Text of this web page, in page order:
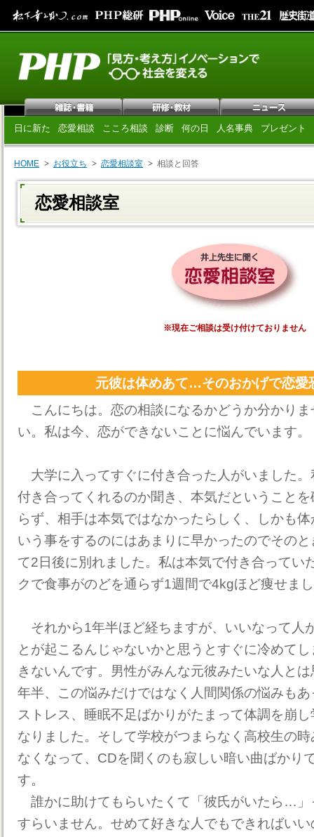
日に新た 恋愛相談 こころ相談 診断 何の日 人名事典 プレゼント
HOME お役立ち 恋愛相談室 相談と回答
恋愛相談室
※現在ご相談は受け付けておりません
元彼は体めあて…そのおかげで恋
こんにちは。恋の相談になるかどうか分かりま
い。私は今、恋ができないことに悩んでいます。
大学に入ってすぐに付き合った人がいました
付き合ってくれるのか聞き、本気だということ
らず、相手は本気ではなかったらしく、しかも
いう事をするのにはあまりに早かったのでその
て2日後に別れました。私は本気で付き合ってい
クで食事がのどを通らず1週間で4kgほど痩せま
それから1年半ほど経ちますが、いいなって人
とが起こるんじゃないかと思うとすぐに冷めて
きないんです。男性がみんな元彼みたいな人と
年半、この悩みだけではなく人間関係の悩みも
ストレス、睡眠不足ばかりがたまって体調を崩
なりました。そして学校がつまらなく高校生の
なくなって、CDを聞くのも寂しい暗い曲ばかり
す。
誰かに助けてもらいたくて「彼氏がいたら…」
すらいません。せめて好きな人でもできればい